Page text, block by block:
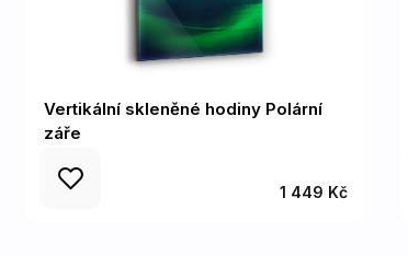
Vertikální skleněné hodiny Polární
záře
1 449 Kč